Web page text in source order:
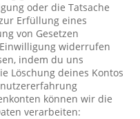
oder die Tatsache
Erfüllung eines
von Gesetzen
widerrufen
indem du uns
Löschung deines Kontos
können wir die
verarbeiten: